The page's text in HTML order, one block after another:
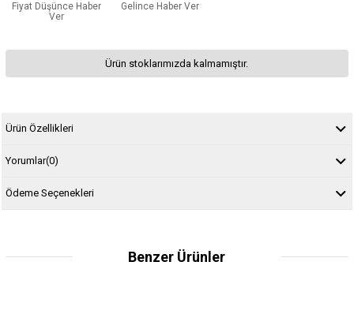
Fiyat Düşünce Haber
Ver
Gelince Haber Ver
Ürün stoklarımızda kalmamıştır.
Ürün Özellikleri
Yorumlar(0)
Ödeme Seçenekleri
Benzer Ürünler